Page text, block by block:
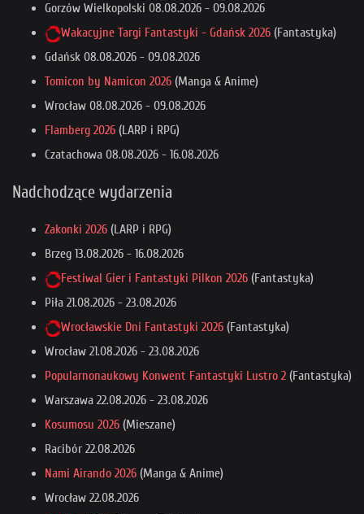
Gorzów Wielkopolski 08.08.2026 - 09.08.2026
Wakacyjne Targi Fantastyki - Gdańsk 2026 (Fantastyka)
Gdańsk 08.08.2026 - 09.08.2026
Tomicon by Namicon 2026 (Manga & Anime)
Wrocław 08.08.2026 - 09.08.2026
Flamberg 2026 (LARP i RPG)
Czatachowa 08.08.2026 - 16.08.2026
Nadchodzące wydarzenia
Zakonki 2026 (LARP i RPG)
Brzeg 13.08.2026 - 16.08.2026
Festiwal Gier i Fantastyki Pilkon 2026 (Fantastyka)
Piła 21.08.2026 - 23.08.2026
Wrocławskie Dni Fantastyki 2026 (Fantastyka)
Wrocław 21.08.2026 - 23.08.2026
Popularnonaukowy Konwent Fantastyki Lustro 2 (Fantastyka)
Warszawa 22.08.2026 - 23.08.2026
Kosumosu 2026 (Mieszane)
Racibór22.08.2026
Nami Airando 2026 (Manga & Anime)
Wrocław 22.08.2026